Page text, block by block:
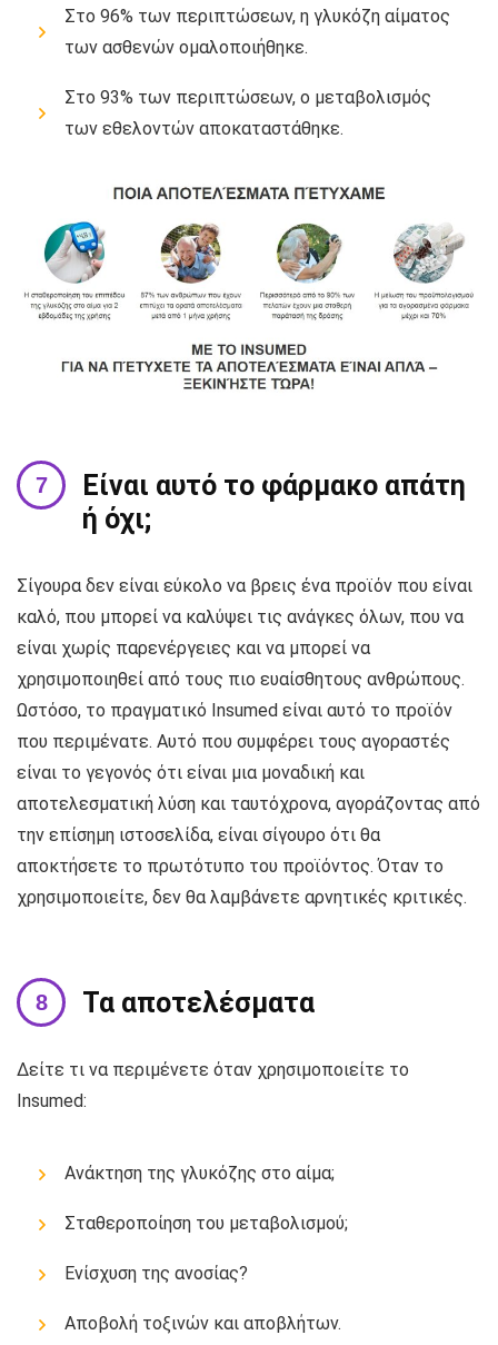
Στο 96% των περιπτώσεων, η γλυκόζη αίματος
των ασθενών ομαλοποιήθηκε.
Στο 93% των περιπτώσεων, ο μεταβολισμός
των εθελοντών αποκαταστάθηκε.
Είναι αυτό το φάρμακο απάτη
ή όχι;
Σίγουρα δεν είναι εύκολο να βρεις ένα προϊόν που είναι
καλό, που μπορεί να καλύψει τις ανάγκες όλων, που να
είναι χωρίς παρενέργειες και να μπορεί να
χρησιμοποιηθεί από τους πιο ευαίσθητους ανθρώπους.
Ωστόσο, το πραγματικό Insumed είναι αυτό το προϊόν
που περιμένατε. Αυτό που συμφέρει τους αγοραστές
είναι το γεγονός ότι είναι μια μοναδική και
αποτελεσματική λύση και ταυτόχρονα, αγοράζοντας από
την επίσημη ιστοσελίδα, είναι σίγουρο ότι θα
αποκτήσετε το πρωτότυπο του προϊόντος. Όταν το
χρησιμοποιείτε, δεν θα λαμβάνετε αρνητικές κριτικές.
Τα αποτελέσματα
Δείτε τι να περιμένετε όταν χρησιμοποιείτε το
Insumed:
Ανάκτηση της γλυκόζης στο αίμα;
Σταθεροποίηση του μεταβολισμού;
Ενίσχυση της ανοσίας?
Αποβολή τοξινών και αποβλήτων.